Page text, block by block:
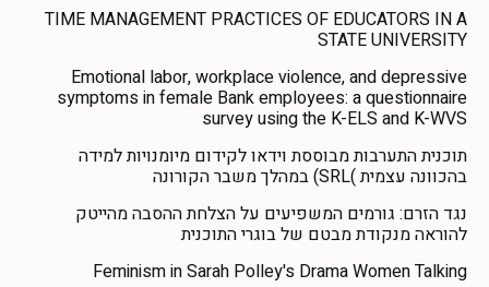
TIME MANAGEMENT PRACTICES OF EDUCATORS IN A
STATE UNIVERSITY
Emotional labor, workplace violence, and depressive
symptoms in female Bank employees: a questionnaire
survey using the K-ELS and K-WVS
תוכנית התערבות מבוססת וידאו לקידום מיומנויות למידה
בהכוונה עצמית )SRL) במהלך משבר הקורונה
נגד הזרם: גורמים המשפיעים על הצלחת ההסבה מהייטק
להוראה מנקודת מבטם של בוגרי התוכנית
Feminism in Sarah Polley's Drama Women Talking